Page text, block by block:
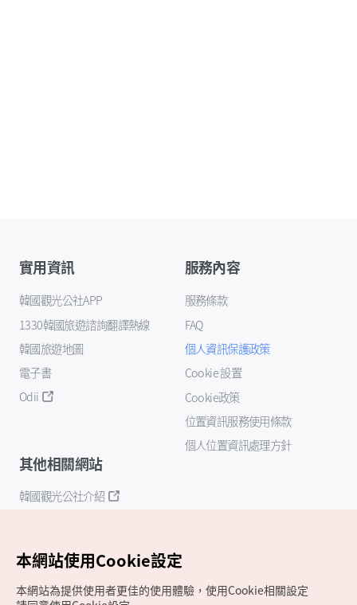
實用資訊
韓國觀光公社APP
1330韓國旅遊諮詢翻譯熱線
韓國旅遊地圖
電子書
Odii
服務內容
服務條款
FAQ
個人資訊保護政策
Cookie 設置
Cookie政策
位置資訊服務使用條款
個人位置資訊處理方針
其他相關網站
韓國觀光公社介紹
本網站使用Cookie設定
本網站為提供使用者更佳的使用體驗，使用Cookie相關設定